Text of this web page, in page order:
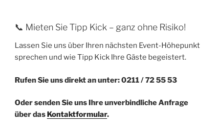
📞 Mieten Sie Tipp Kick – ganz ohne Risiko!
Lassen Sie uns über Ihren nächsten Event-Höhepunkt
sprechen und wie Tipp Kick Ihre Gäste begeistert.
Rufen Sie uns direkt an unter: 0211 / 72 55 53
Oder senden Sie uns Ihre unverbindliche Anfrage
über das Kontaktformular.